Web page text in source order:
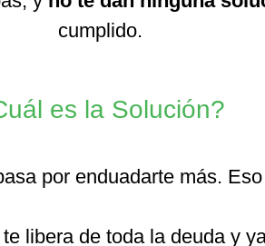
cumplido.
es la Solución?
por enduadarte más.
libera de toda la deuda y